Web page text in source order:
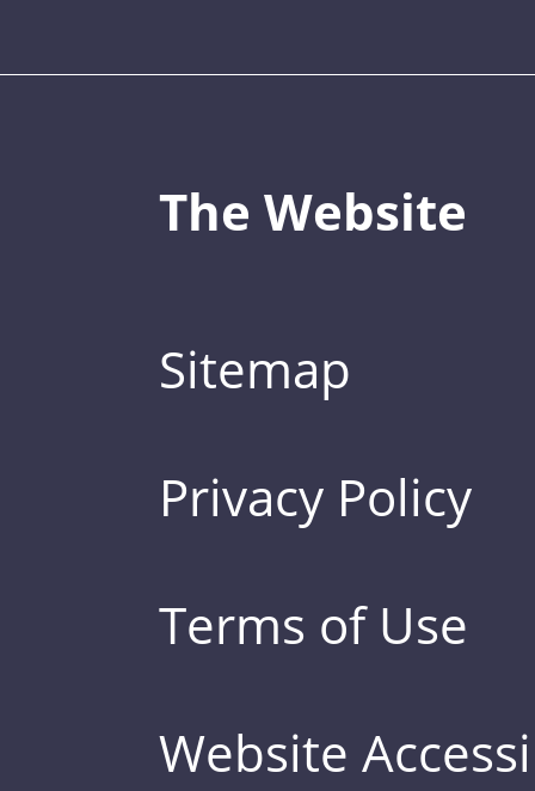
The Website
Sitemap
Privacy Policy
Terms of Use
Website